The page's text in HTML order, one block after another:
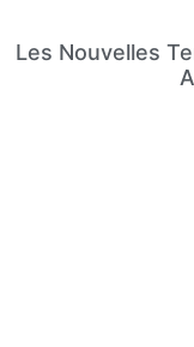
Les Nouvelles